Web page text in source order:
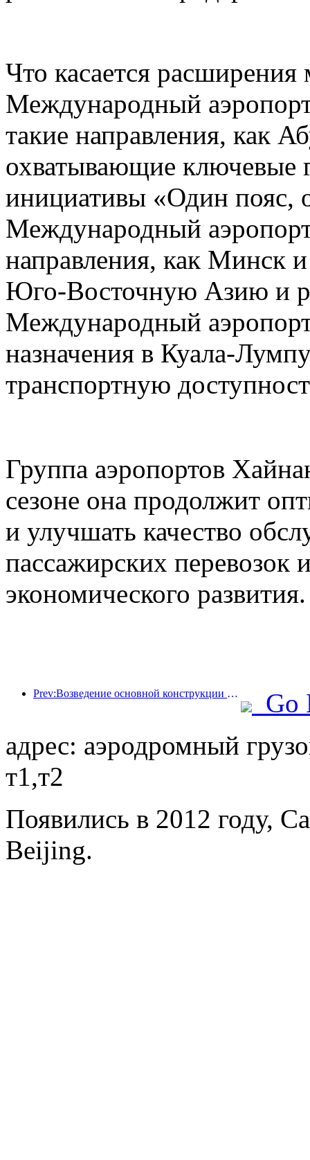
Что касается
Международный
такие направления, как
охватывающие ключевые
инициативы «Один
Международный
направления, как Минск
Юго-Восточную Азию и
Международный
назначения в Куала-
транспортную
Группа аэропортов
сезоне она продолжит
и улучшать качество
пассажирских перевозок
экономического развития.
Prev:Возведение основной конструкции океанариума Beijing Haichang Ocean Park планируется завершить к концу года; окончание строительства и открытие ожидаются в 2027 году.
Go
адрес: аэродромный
т1,т2
Появились в 2012 году,
Beijing.